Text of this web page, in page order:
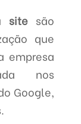
sitesão
que
empresa
nos
Google,